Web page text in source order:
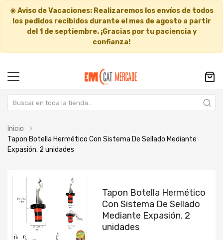
☀️Aviso de Vacaciones: Realizaremos los envíos de todos
los pedidos recibidos durante el mes de agosto a partir
del 1 de septiembre. ¡Gracias por tu paciencia y
confianza!
Inicio
Tapon Botella Hermético Con Sistema De Sellado Mediante
Expasión. 2 unidades
Saltar
final
galería
de
comienzo
galería
Tapon Botella Hermético
Con Sistema De Sellado
Mediante Expasión. 2
unidades